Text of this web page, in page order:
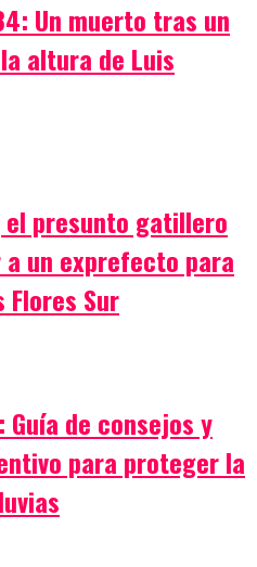
Un muerto tras un
altura de Luis
el presunto gatillero
un exprefecto para
Sur
Guía de consejos y
para proteger la